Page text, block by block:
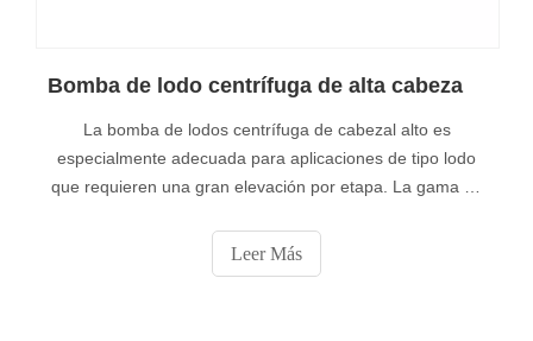
Bomba de lodo centrífuga de alta cabeza
La bomba de lodos centrífuga de cabezal alto es
especialmente adecuada para aplicaciones de tipo lodo
que requieren una gran elevación por etapa. La gama es
mediano en la cabeza a más de 90 metros por etapa.
Leer Más